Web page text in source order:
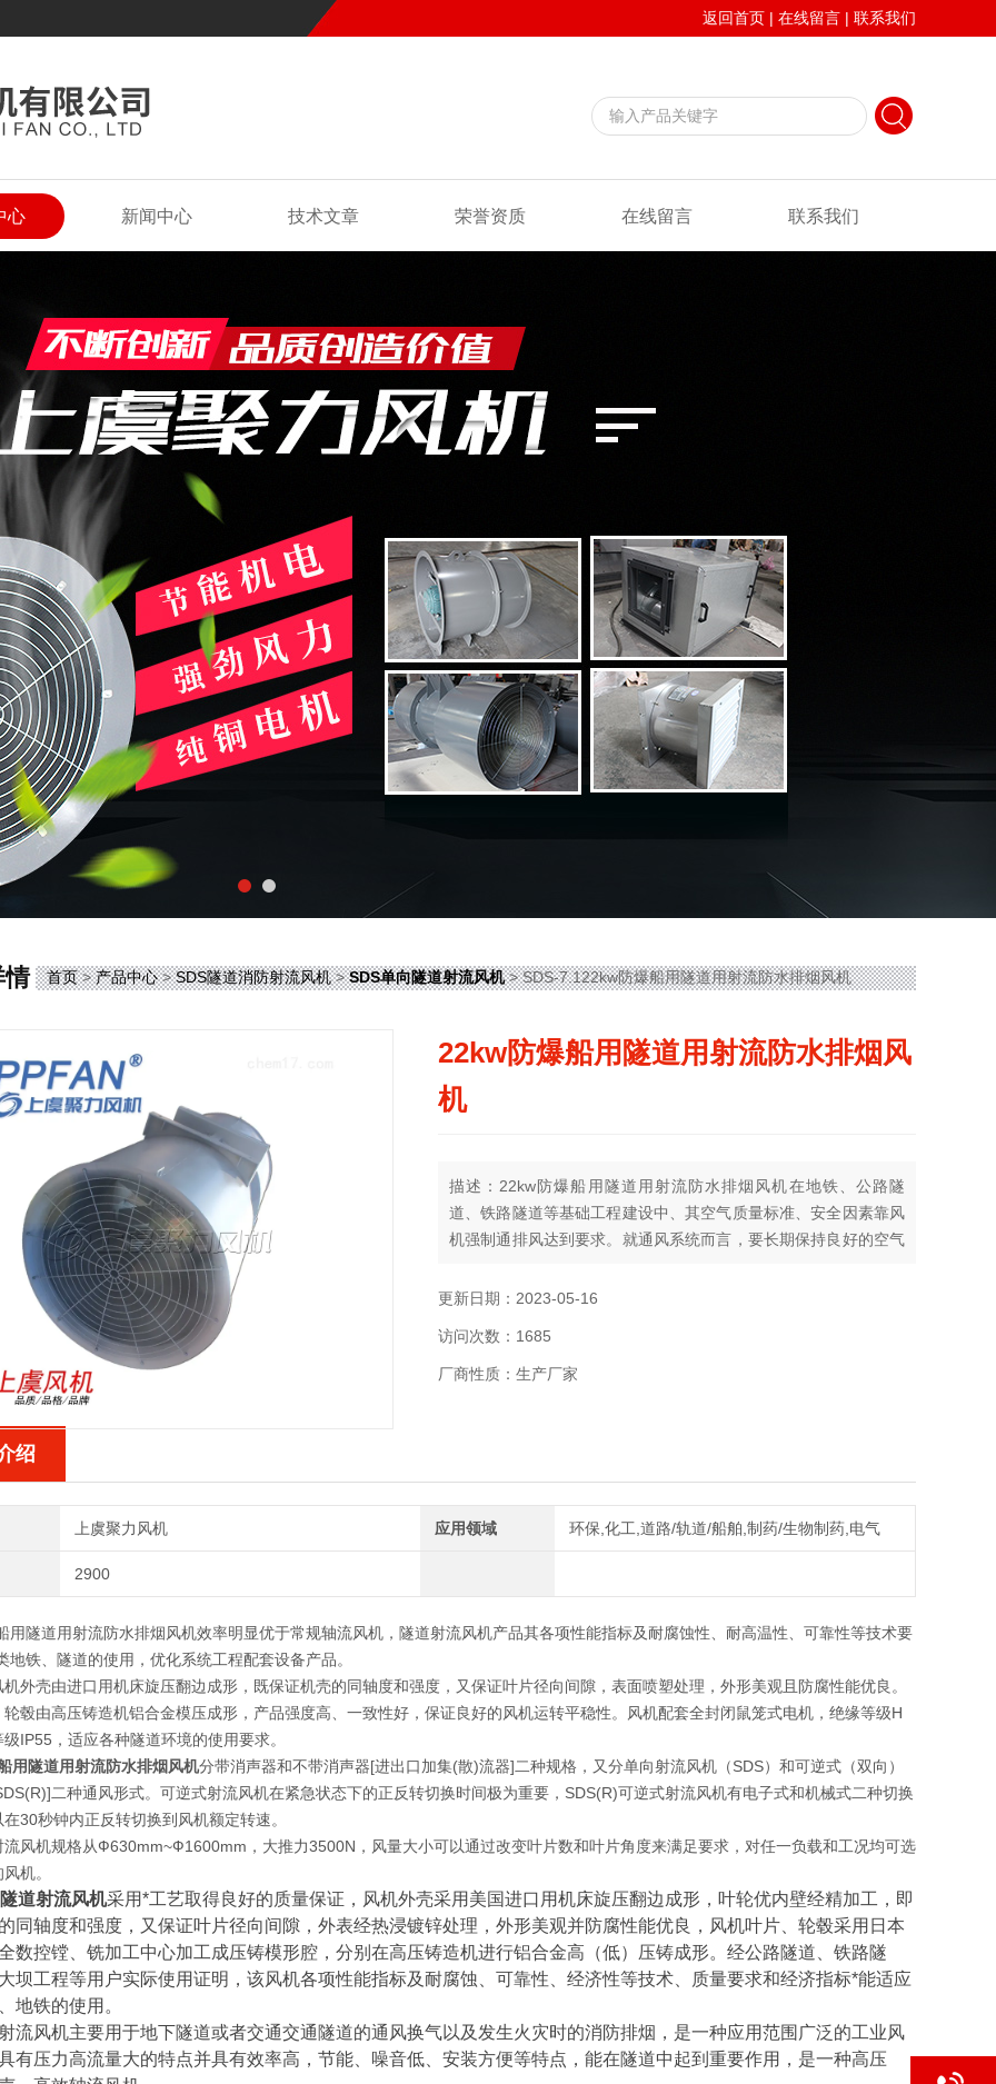
返回首页 | 在线留言 | 联系我们
心 新闻中心 技术文章 荣誉资质 在线留言 联系我们
情 首页>产品中心>SDS隧道消防射流风机>SDS单向隧道射流风机> SDS-7.122kw防爆船用隧道用射流防水排烟风机
22kw防爆船用隧道用射流防水排烟风
机
描述：22kw防爆船用隧道用射流防水排烟风机在地铁、公路隧
道、铁路隧道等基础工程建设中、其空气质量标准、安全因素靠风
机强制通排风达到要求。就通风系统而言，要长期保持良好的空气
铁路隧道的纵向通风系统中，风机一般悬挂在隧道顶部或两侧，不
通风方式
更新日期：2023-05-16
访问次数：1685
厂商性质：生产厂家
绍
上虞聚力风机 应用领域 环保,化工,道路/轨道/船舶,制药/生物制药,电气
2900
用隧道用射流防水排烟风机效率明显优于常规轴流风机，隧道射流风机产品其各项性能指标及耐腐蚀性、耐高温性、可靠性等技术要
地铁、隧道的使用，优化系统工程配套设备产品。
外壳由进口用机床旋压翻边成形，既保证机壳的同轴度和强度，又保证叶片径向间隙，表面喷塑处理，外形美观且防腐性能优良。
毂由高压铸造机铝合金模压成形，产品强度高、一致性好，保证良好的风机运转平稳性。风机配套全封闭鼠笼式电机，绝缘等级H
IP55，适应各种隧道环境的使用要求。
用隧道用射流防水排烟风机分带消声器和不带消声器[进出口加集(散)流器]二种规格，又分单向射流风机（SDS）和可逆式（双向）
二种通风形式。可逆式射流风机在紧急状态下的正反转切换时间极为重要，SDS(R)可逆式射流风机有电子式和机械式二种切换
30秒钟内正反转切换到风机额定转速。
流风机规格从Ф630mm~Ф1600mm，大推力3500N，风量大小可以通过改变叶片数和叶片角度来满足要求，对任一负载和工况均可选
机。
道射流风机采用*工艺取得良好的质量保证，风机外壳采用美国进口用机床旋压翻边成形，叶轮优内壁经精加工，即
同轴度和强度，又保证叶片径向间隙，外表经热浸镀锌处理，外形美观并防腐性能优良，风机叶片、轮毂采用日本
数控镗、铣加工中心加工成压铸模形腔，分别在高压铸造机进行铝合金高（低）压铸成形。经公路隧道、铁路隧
坝工程等用户实际使用证明，该风机各项性能指标及耐腐蚀、可靠性、经济性等技术、质量要求和经济指标*能适应
地铁的使用。
流风机主要用于地下隧道或者交通交通隧道的通风换气以及发生火灾时的消防排烟，是一种应用范围广泛的工业风
有压力高流量大的特点并具有效率高，节能、噪音低、安装方便等特点，能在隧道中起到重要作用，是一种高压